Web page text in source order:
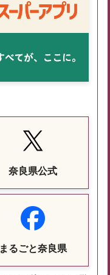
奈良県公式
まるごと奈良県